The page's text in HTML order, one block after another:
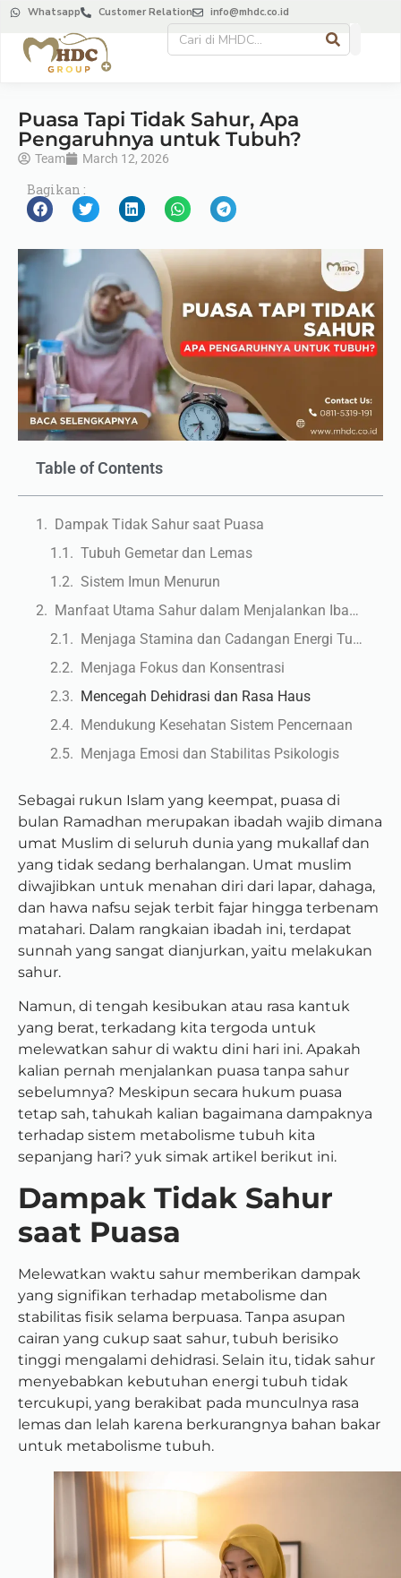
Whatsapp Customer Relation info@mhdc.co.id
Puasa Tapi Tidak Sahur, Apa
Pengaruhnya untuk Tubuh?
Team March 12, 2026
Bagikan :
Table of Contents
Dampak Tidak Sahur saat Puasa
Tubuh Gemetar dan Lemas
Sistem Imun Menurun
Manfaat Utama Sahur dalam Menjalankan Ibadah Puasa
Menjaga Stamina dan Cadangan Energi Tubuh
Menjaga Fokus dan Konsentrasi
Mencegah Dehidrasi dan Rasa Haus
Mendukung Kesehatan Sistem Pencernaan
Menjaga Emosi dan Stabilitas Psikologis
Sebagai rukun Islam yang keempat, puasa di
bulan Ramadhan merupakan ibadah wajib dimana
umat Muslim di seluruh dunia yang mukallaf dan
yang tidak sedang berhalangan. Umat muslim
diwajibkan untuk menahan diri dari lapar, dahaga,
dan hawa nafsu sejak terbit fajar hingga terbenam
matahari. Dalam rangkaian ibadah ini, terdapat
sunnah yang sangat dianjurkan, yaitu melakukan
sahur.
Namun, di tengah kesibukan atau rasa kantuk
yang berat, terkadang kita tergoda untuk
melewatkan sahur di waktu dini hari ini. Apakah
kalian pernah menjalankan puasa tanpa sahur
sebelumnya? Meskipun secara hukum puasa
tetap sah, tahukah kalian bagaimana dampaknya
terhadap sistem metabolisme tubuh kita
sepanjang hari? yuk simak artikel berikut ini.
Dampak Tidak Sahur
saat Puasa
Melewatkan waktu sahur memberikan dampak
yang signifikan terhadap metabolisme dan
stabilitas fisik selama berpuasa. Tanpa asupan
cairan yang cukup saat sahur, tubuh berisiko
tinggi mengalami dehidrasi. Selain itu, tidak sahur
menyebabkan kebutuhan energi tubuh tidak
tercukupi, yang berakibat pada munculnya rasa
lemas dan lelah karena berkurangnya bahan bakar
untuk metabolisme tubuh.